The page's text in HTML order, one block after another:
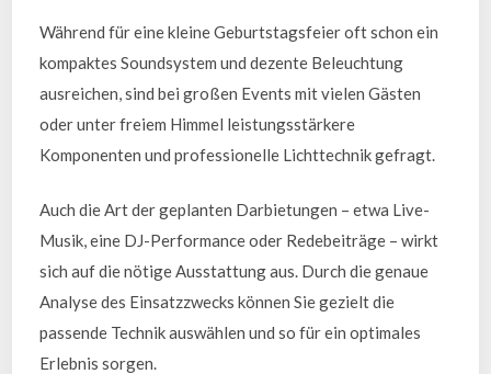
Während für eine kleine Geburtstagsfeier oft schon ein
kompaktes Soundsystem und dezente Beleuchtung
ausreichen, sind bei großen Events mit vielen Gästen
oder unter freiem Himmel leistungsstärkere
Komponenten und professionelle Lichttechnik gefragt.
Auch die Art der geplanten Darbietungen – etwa Live-
Musik, eine DJ-Performance oder Redebeiträge – wirkt
sich auf die nötige Ausstattung aus. Durch die genaue
Analyse des Einsatzzwecks können Sie gezielt die
passende Technik auswählen und so für ein optimales
Erlebnis sorgen.